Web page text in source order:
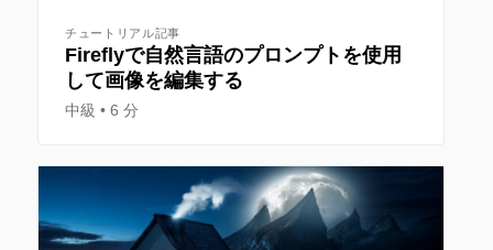
チュートリアル記事
Fireflyで自然言語のプロンプトを使用
して画像を編集する
中級 6 分